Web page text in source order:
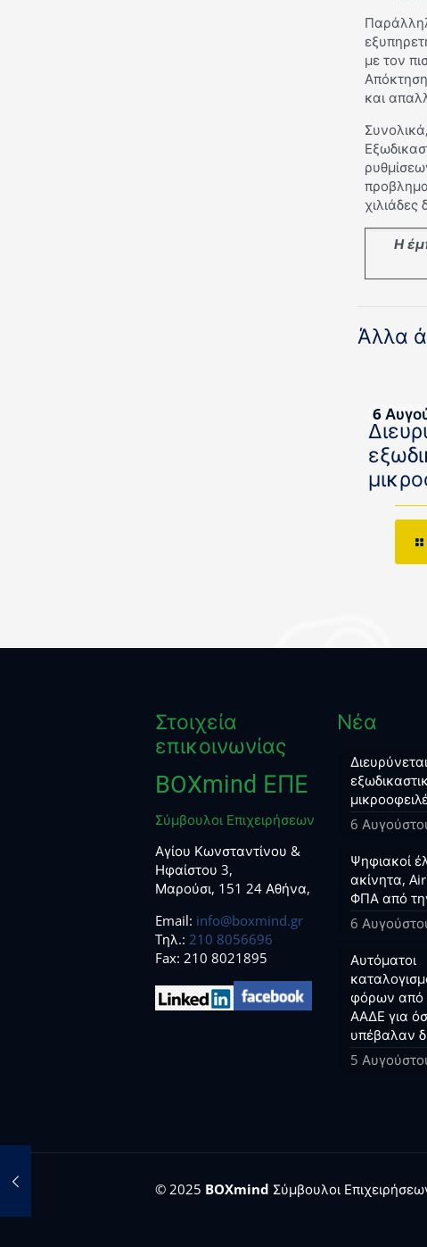
με τον
και
Η
Άλλα
6
Στοιχεία
επικοινωνίας
BOXmind ΕΠΕ
Σύμβουλοι Επιχειρήσεων
Αγίου Κωνσταντίνου &
Ηφαίστου 3,
Μαρούσι, 151 24 Αθήνα,
Email: info@boxmind.gr
Tηλ.: 210 8056696
Fax: 210 8021895
Νέα
6
Ψηφιακοί
ακίνητα,
ΦΠΑ από
6
Αυτόματοι
φόρων από
ΑΑΔΕ για
υπέβαλαν
5
© 2025 BOXmind Σύμβουλοι